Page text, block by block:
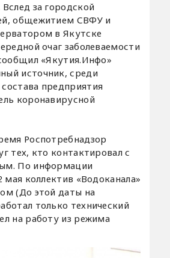
Вслед за городской
общежитием СВФУ и
в Якутске
очаг заболеваемости
«Якутия.Инфо»
источник, среди
предприятия
коронавирусной
Роспотребнадзор
тех, кто контактировал с
По информации
мая коллектив «Водоканала»
(До этой даты на
только технический
на работу из режима